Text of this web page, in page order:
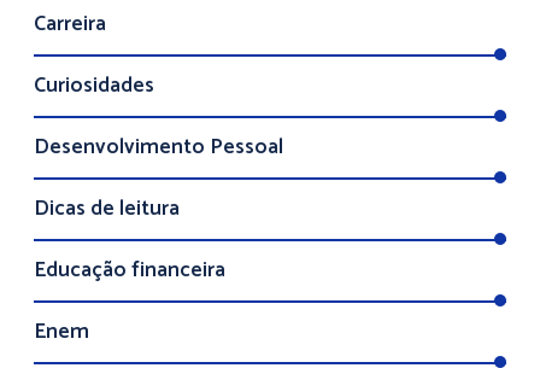
Carreira
Curiosidades
Desenvolvimento Pessoal
Dicas de leitura
Educação financeira
Enem